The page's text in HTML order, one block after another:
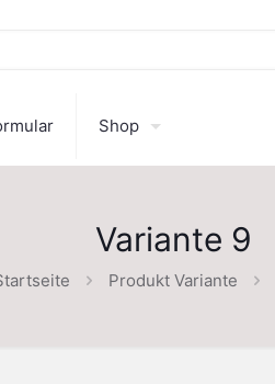
Shop
Variante 9
Produkt Variante